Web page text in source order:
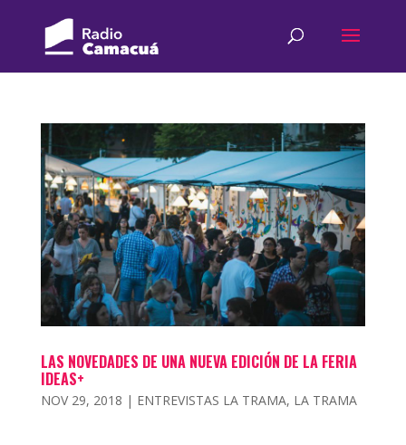
LAS NOVEDADES DE UNA NUEVA EDICIÓN DE LA FERIA
IDEAS+
NOV 29, 2018 | ENTREVISTAS LA TRAMA, LA TRAMA